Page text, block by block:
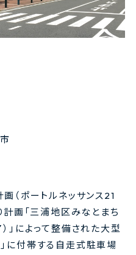
（ポートルネッサンス21
計画「三浦地区みなとまち
」によって整備された大型
に付帯する自走式駐車場